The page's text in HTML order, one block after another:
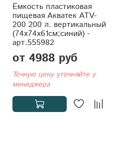
Ёмкость пластиковая
пищевая Акватек ATV-
200 200 л. вертикальный
(74x74x61см;синий) -
арт.555982
от 4988 руб
Точную цену уточняйте у
менеджера